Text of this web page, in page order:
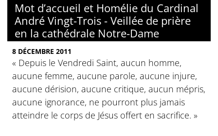
Mot d’accueil et Homélie du Cardinal
André Vingt-Trois - Veillée de prière
en la cathédrale Notre-Dame
8 DÉCEMBRE 2011
« Depuis le Vendredi Saint, aucun homme,
aucune femme, aucune parole, aucune injure,
aucune dérision, aucune critique, aucun mépris,
aucune ignorance, ne pourront plus jamais
atteindre le corps de Jésus offert en sacrifice. »